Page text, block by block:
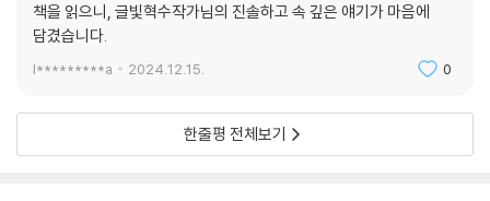
책을 읽으니, 글빛혁수작가님의 진솔하고 속 깊은 얘기가 마음에
담겼습니다.
l*********a 2024.12.15. 0
한줄평 전체보기